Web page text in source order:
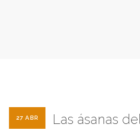
27 ABR
Las ásanas